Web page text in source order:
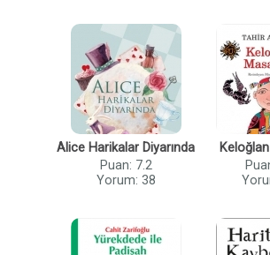
Alice Harikalar Diyarında
Puan: 7.2
Yorum: 38